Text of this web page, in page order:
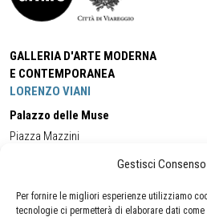
Gestisci
Per fornire le migliori esperienze utilizziamo
tecnologie ci permetterà di elaborare dati
GALLERIA D'ARTE MODERNA
E CONTEMPORANEA
LORENZO VIANI
Palazzo delle Muse
Piazza Mazzini
Cell:+39 338 5714978
Tel:
+39 0584 944580
(orario 09.00/13.00)
Email:gamc@comune.viareggio.lu.it